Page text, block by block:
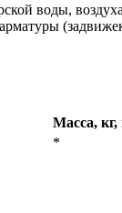
воды,
Масса, кг,
*